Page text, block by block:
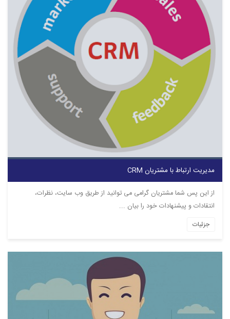
مدیریت ارتباط با مشتریان CRM
از این پس شما مشتریان گرامی می توانید از طریق وب سایت، نظرات،
انتقادات و پیشنهادات خود را بیان ...
جزئیات